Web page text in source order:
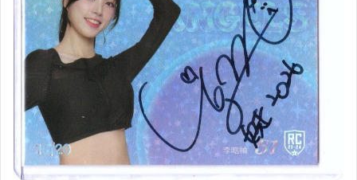
動漫收藏卡
名人／影劇 收藏卡
遊戲卡